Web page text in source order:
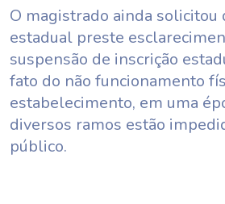
O magistrado ainda solicitou
estadual preste
suspensão de inscrição
fato do não funcionamento
estabelecimento, em uma
diversos ramos estão
público.